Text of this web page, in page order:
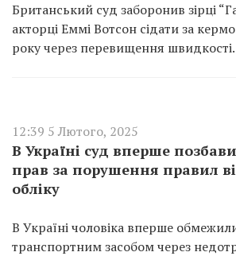
Британський суд заборонив зірці
акторці Еммі Вотсон сідати за
року через перевищення швидкості.
12:39 5 Лютого, 2025
В Україні суд вперше
прав за порушення правил
обліку
В Україні чоловіка вперше
транспортним засобом через